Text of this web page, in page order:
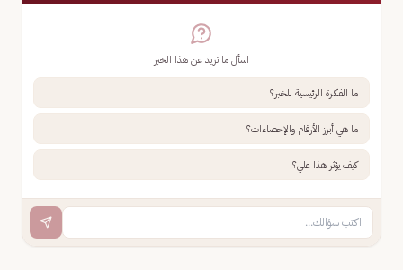
اسأل ما تريد عن هذا الخبر
ما الفكرة الرئيسية للخبر؟
ما هي أبرز الأرقام والإحصاءات؟
كيف يؤثر هذا علي؟